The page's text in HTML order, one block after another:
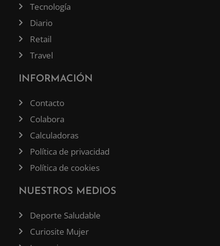
Tecnología
Diario
Retail
Travel
INFORMACIÓN
Contacto
Colabora
Calculadoras
Política de privacidad
Política de cookies
NUESTROS MEDIOS
Deporte Saludable
Curiosite Mujer